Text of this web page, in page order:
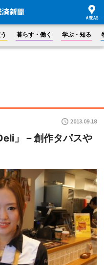
暮らす・働く 学ぶ・知る
2013.09.18
」－創作タパスや